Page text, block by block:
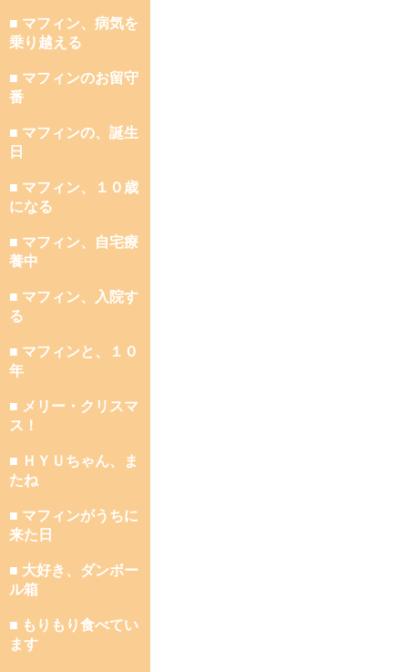
■ マフィン、病気を
乗り越える
■ マフィンのお留守
番
■ マフィンの、誕生
日
■ マフィン、１０歳
になる
■ マフィン、自宅療
養中
■ マフィン、入院す
る
■ マフィンと、１０
年
■ メリー・クリスマ
ス！
■ ＨＹＵちゃん、ま
たね
■ マフィンがうちに
来た日
■ 大好き、ダンボー
ル箱
■ もりもり食べてい
ます